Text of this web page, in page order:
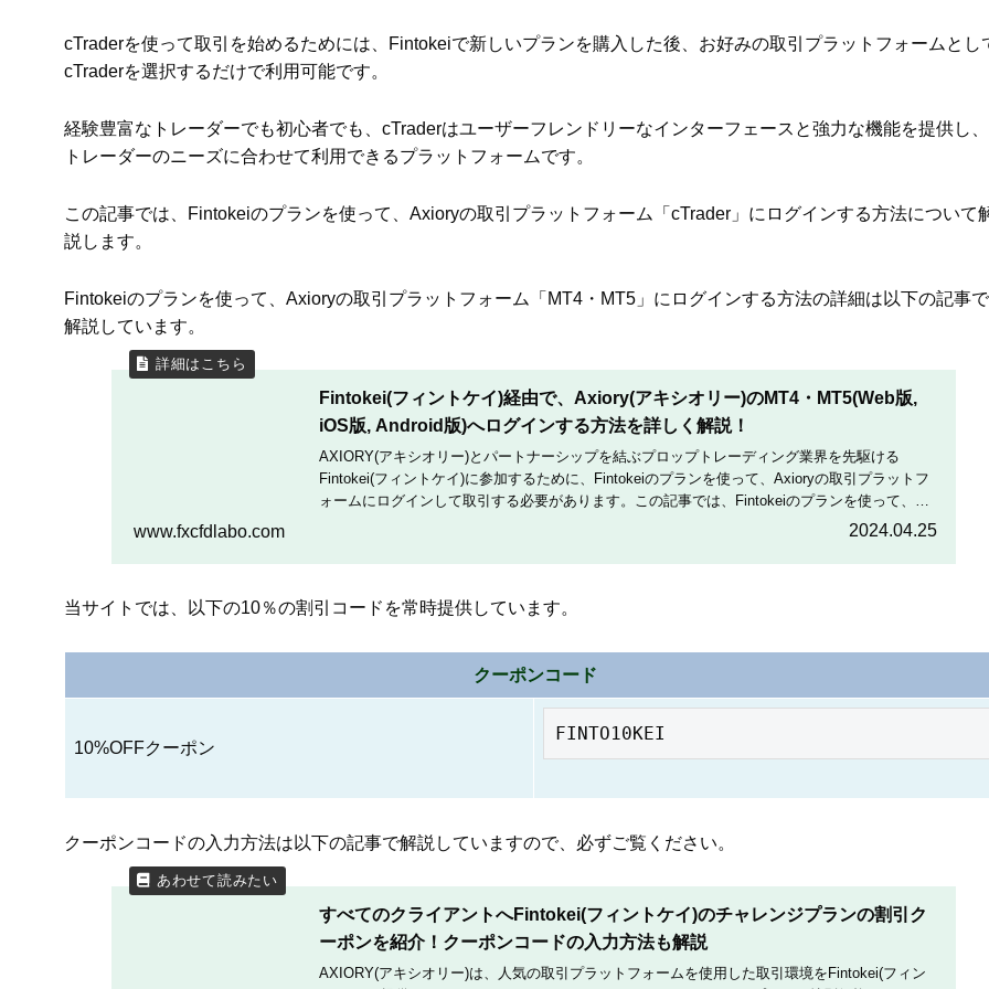
cTraderを使って取引を始めるためには、Fintokeiで新しいプランを購入した後、お好みの取引プラットフォームとし
cTraderを選択するだけで利用可能です。
経験豊富なトレーダーでも初心者でも、cTraderはユーザーフレンドリーなインターフェースと強力な機能を提供し、
トレーダーのニーズに合わせて利用できるプラットフォームです。
この記事では、Fintokeiのプランを使って、Axioryの取引プラットフォーム「cTrader」にログインする方法について
説します。
Fintokeiのプランを使って、Axioryの取引プラットフォーム「MT4・MT5」にログインする方法の詳細は以下の記事で
解説しています。
Fintokei(フィントケイ)経由で、Axiory(アキシオリー)のMT4・MT5(Web版,
iOS版, Android版)へログインする方法を詳しく解説！
AXIORY(アキシオリー)とパートナーシップを結ぶプロップトレーディング業界を先駆ける
Fintokei(フィントケイ)に参加するために、Fintokeiのプランを使って、Axioryの取引プラットフ
ォームにログインして取引する必要があります。この記事では、Fintokeiのプランを使って、
AxioryのMT4・MT5のそれぞれのプラットフォームへログインする方法について解説します。
www.fxcfdlabo.com 2024.04.25
当サイトでは、以下の10％の割引コードを常時提供しています。
クーポンコード
10%OFFクーポン
FINTO10KEI
クーポンコードの入力方法は以下の記事で解説していますので、必ずご覧ください。
すべてのクライアントへFintokei(フィントケイ)のチャレンジプランの割引ク
ーポンを紹介！クーポンコードの入力方法も解説
AXIORY(アキシオリー)は、人気の取引プラットフォームを使用した取引環境をFintokei(フィン